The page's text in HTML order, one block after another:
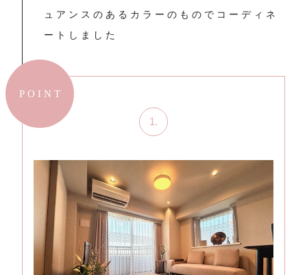
ュアンスのあるカラーのものでコーディネ
ートしました
POINT